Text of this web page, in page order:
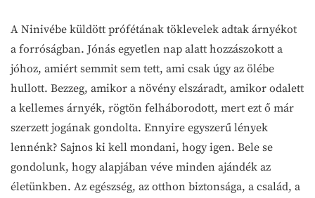
A Ninivébe küldött prófétának töklevelek adtak árnyékot
a forróságban. Jónás egyetlen nap alatt hozzászokott a
jóhoz, amiért semmit sem tett, ami csak úgy az ölébe
hullott. Bezzeg, amikor a növény elszáradt, amikor odalett
a kellemes árnyék, rögtön felháborodott, mert ezt ő már
szerzett jogának gondolta. Ennyire egyszerű lények
lennénk? Sajnos ki kell mondani, hogy igen. Bele se
gondolunk, hogy alapjában véve minden ajándék az
életünkben. Az egészség, az otthon biztonsága, a család, a